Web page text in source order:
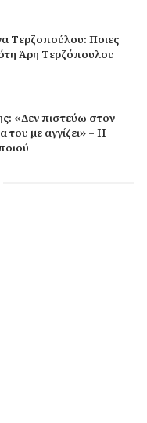
Τερζοπούλου: Ποιες
Άρη Τερζόπουλου
«Δεν πιστεύω στον
με αγγίζει» – Η